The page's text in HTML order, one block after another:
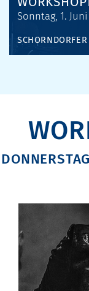
Sonntag, 1.
SCHORNDORFER